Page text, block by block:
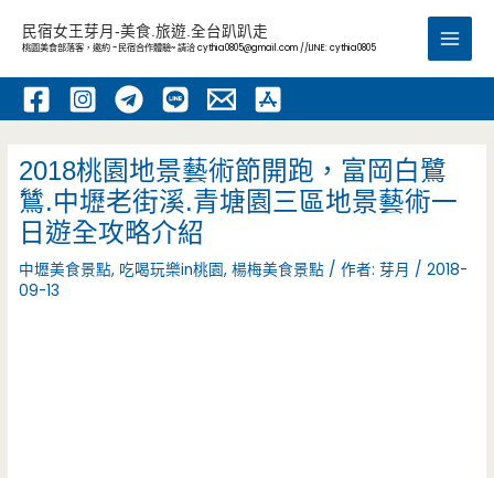
內
民宿女王芽月-美食.旅遊.全台趴趴走
桃園美食部落客，邀約 -民宿合作體驗~ 請洽cythia0805@gmail.com //LINE: cythia0805
Main
2018桃園地景藝術節開跑，富岡白鷺
鷥.中壢老街溪.青塘園三區地景藝術一
日遊全攻略介紹
中壢美食景點, 吃喝玩樂in桃園,楊梅美食景點 / 作者:芽月 /2018-
09-13